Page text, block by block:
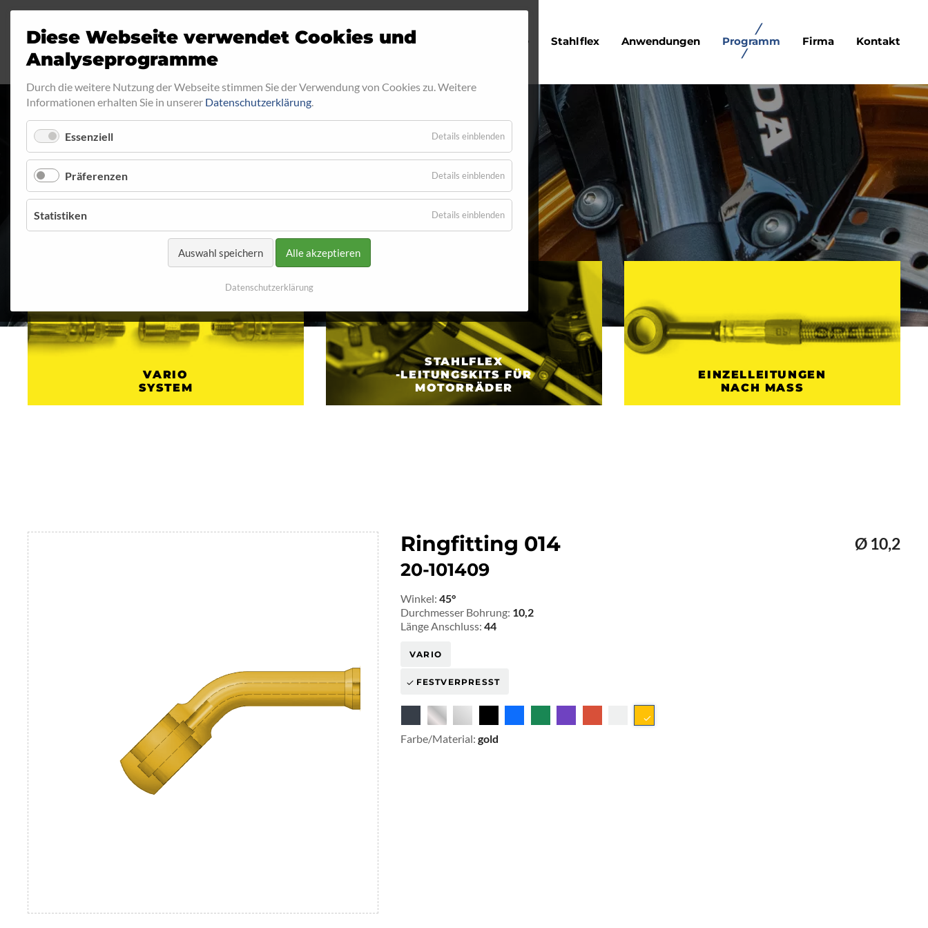
überspringen
Startseite Stahlflex Anwendungen Programm Firma Kontakt
RINGFITTING 014
Startseite Programm Ringfitting Ringfitting 014
VARIO
SYSTEM
STAHLFLEX
-LEITUNGSKITS FÜR
MOTORRÄDER
EINZELLEITUNGEN
NACH MASS
Ringfitting 014
20-101409
Ø 10,2
Winkel: 45°
Durchmesser Bohrung: 10,2
Länge Anschluss: 44
VARIO
FESTVERPRESST
Farbe/Material: gold
Diese Webseite verwendet Cookies und
Analyseprogramme
Durch die weitere Nutzung der Webseite stimmen Sie der Verwendung von Cookies zu. Weitere
Informationen erhalten Sie in unserer Datenschutzerklärung.
Essenziell Details einblenden
Präferenzen Details einblenden
Statistiken Details einblenden
Auswahl speichern Alle akzeptieren
Datenschutzerklärung